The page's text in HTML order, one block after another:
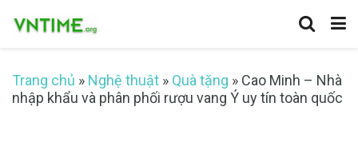
Trang chủ » Nghệ thuật » Quà tặng » Cao Minh – Nhà
nhập khẩu và phân phối rượu vang Ý uy tín toàn quốc